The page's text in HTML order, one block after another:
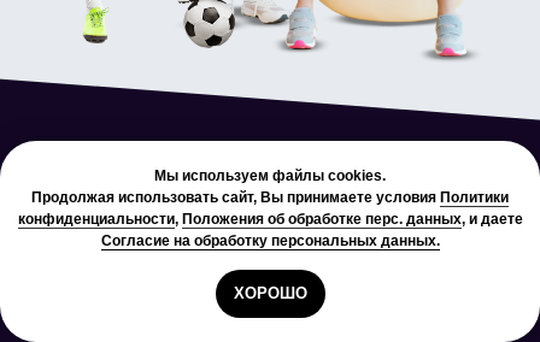
Свяжитесь с нами в мессенджере
Мы используем файлы cookies.
Продолжая использовать сайт, Вы принимаете условия Политики
конфиденциальности, Положения об обработке перс. данных, и даете
Согласие на обработку персональных данных.
ХОРОШО